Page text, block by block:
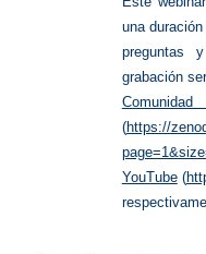
una
preguntas
grabación
(https://
YouTube(